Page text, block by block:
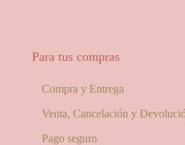
Para tus compras
Compra y Entrega
Venta, Cancelación y
Pago seguro